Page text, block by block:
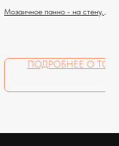
Мозаичное панно - на стену, для
ПОДРОБНЕЕ О